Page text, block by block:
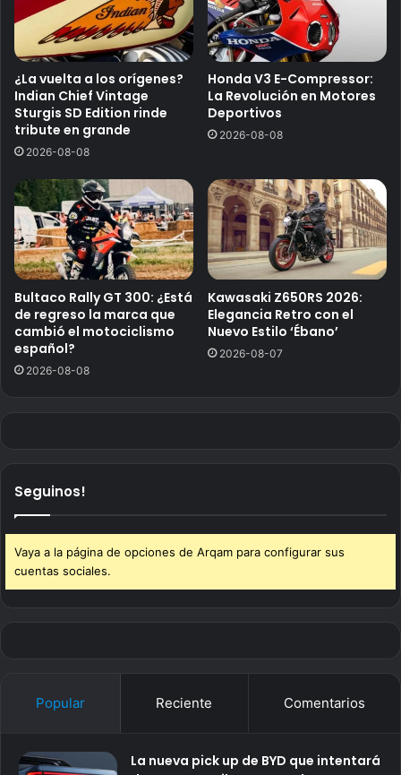
¿La vuelta a los orígenes?
Indian Chief Vintage
Sturgis SD Edition rinde
tribute en grande
2026-08-08
Honda V3 E-Compressor:
La Revolución en Motores
Deportivos
2026-08-08
Bultaco Rally GT 300: ¿Está
de regreso la marca que
cambió el motociclismo
español?
2026-08-08
Kawasaki Z650RS 2026:
Elegancia Retro con el
Nuevo Estilo ‘Ébano’
2026-08-07
Seguinos!
Vaya a la página de opciones de Arqam para configurar sus
cuentas sociales.
Popular Reciente Comentarios
La nueva pick up de BYD que intentará